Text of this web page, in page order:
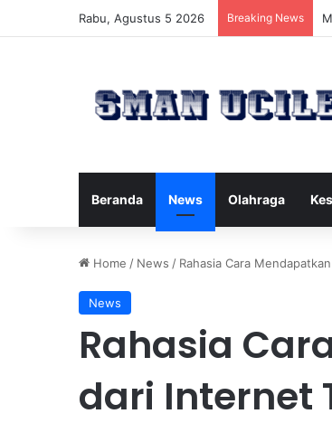
Rabu, Agustus 5 2026 Breaking News
Beranda News Olahraga
Home / News / Rahasia Cara
News
Rahasia
dari Internet